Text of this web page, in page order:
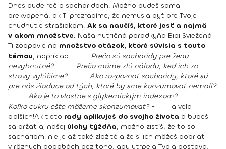
Dnes bude reč o sacharidoch. Možno budeš sama
prekvapená, ak Ti prezradíme, že nemusia byť pre Tvoje
chudnutie strašiakom. Ak sa naučíš, ktoré jesť a najmä
v akom množstve. Naša nutričná poradkyňa Bibi Sviežená
Ti zodpovie na množstvo otázok, ktoré súvisia s touto
témou, napríklad:- Prečo sú sacharidy pre ženu
nevyhnutné? - Prečo máme zlú náladu, keď ich zo
stravy vylúčime? - Ako rozpoznať sacharidy, ktoré sú
pre nás žiaduce od tých, ktoré by sme konzumovať nemali?
- Ako je to vlastne s glykemickým indexom? -
Koľko cukru ešte môžeme skonzumovať? - a veľa
ďalších!Ak tieto rady aplikuješ do svojho života a budeš
sa držať aj našej úlohy týždňa, možno zistíš, že to so
sacharidmi nie je až také zložité a že si ich môžeš dopriať
v rôznych podobách bez toho, aby utrpela Tvoja postava.